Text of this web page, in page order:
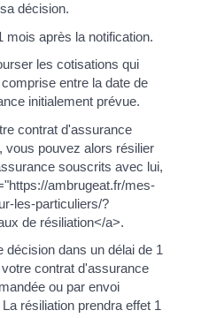
décision.
mois après la notification.
les cotisations qui
entre la date de
initialement prévue.
contrat d'assurance
vous pouvez alors résilier
souscrits avec lui,
ambrugeat.fr/mes-
les-particuliers/?
de résiliation</a>.
décision dans un délai de 1
contrat d'assurance
ou par envoi
résiliation prendra effet 1